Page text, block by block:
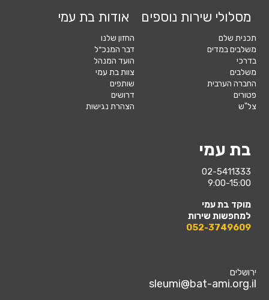
בת עמי
02-5411333
9:00-15:00
מוקד בת עמי
למחפשות שירות
052-3749609
מסלולי שירות נוספים
תכנית שלם
משלבים במדים
בדרכי
משלבים
החברה הערבית
פטורים
צל"ש
אודות בת עמי
החזון שלנו
דבר המנכ״ל
הועד המנהל
צוות בת עמי
שותפים
דרושים
הצהרת נגישות
ירושלים
sleumi@bat-ami.org.il